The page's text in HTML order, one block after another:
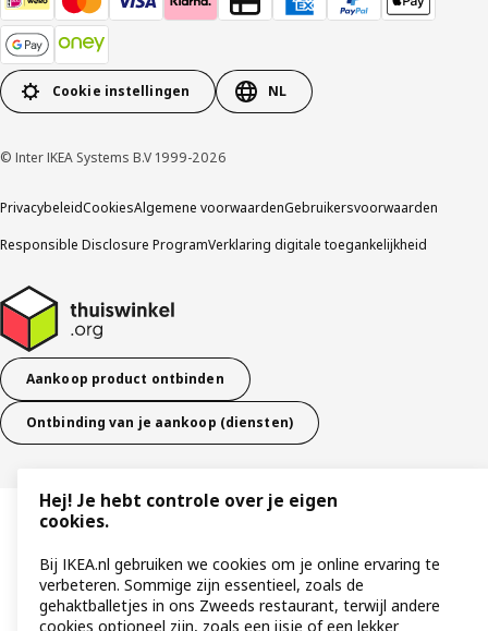
Cookie instellingen NL
© Inter IKEA Systems B.V 1999-2026
PrivacybeleidCookiesAlgemene voorwaardenGebruikersvoorwaarden
Responsible Disclosure ProgramVerklaring digitale toegankelijkheid
Aankoop product ontbinden
Ontbinding van je aankoop (diensten)
Hej! Je hebt controle over je eigen
cookies.
Bij IKEA.nl gebruiken we cookies om je online ervaring te
verbeteren. Sommige zijn essentieel, zoals de
gehaktballetjes in ons Zweeds restaurant, terwijl andere
cookies optioneel zijn, zoals een ijsje of een lekker